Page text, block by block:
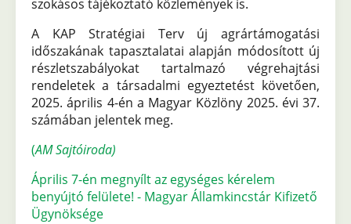
szokásos tájékoztató közlemények is.
A KAP Stratégiai Terv új agrártámogatási
időszakának tapasztalatai alapján módosított új
részletszabályokat tartalmazó végrehajtási
rendeletek a társadalmi egyeztetést követően,
2025. április 4-én a Magyar Közlöny 2025. évi 37.
számában jelentek meg.
(AM Sajtóiroda)
Április 7-én megnyílt az egységes kérelem
benyújtó felülete! - Magyar Államkincstár Kifizető
Ügynöksége